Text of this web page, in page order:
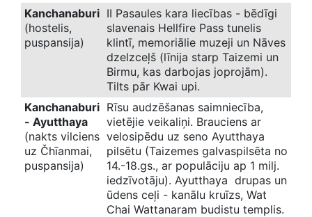
Kanchanaburi
(hostelis,
puspansija)
II Pasaules kara liecības - bēdīgi
slavenais Hellfire Pass tunelis
klintī, memoriālie muzeji un Nāves
dzelzceļš (līnija starp Taizemi un
Birmu, kas darbojas joprojām).
Tilts pār Kwai upi.
Kanchanaburi
- Ayutthaya
(nakts vilciens
uz Čhīanmai,
puspansija)
Rīsu audzēšanas saimniecība,
vietējie veikaliņi. Brauciens ar
velosipēdu uz seno Ayutthaya
pilsētu (Taizemes galvaspilsēta no
14.-18.gs., ar populāciju ap 1 milj.
iedzīvotāju). Ayutthaya drupas un
ūdens ceļi - kanālu kruīzs, Wat
Chai Wattanaram budistu templis.